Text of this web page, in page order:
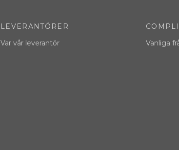
LEVERANTÖRER
Var vår leverantör
Vanliga